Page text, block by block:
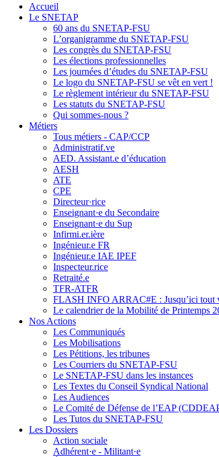
Accueil
Le SNETAP
60 ans du SNETAP-FSU
L’organigramme du SNETAP-FSU
Les congrès du SNETAP-FSU
Les élections professionnelles
Les journées d’études du SNETAP-FSU
Le logo du SNETAP-FSU se vêt en vert !
Le règlement intérieur du SNETAP-FSU
Les statuts du SNETAP-FSU
Qui sommes-nous ?
Métiers
Tous métiers - CAP/CCP
Administratif.ve
AED. Assistant.e d’éducation
AESH
ATE
CPE
Directeur·rice
Enseignant·e du Secondaire
Enseignant·e du Sup
Infirmi.er.ière
Ingénieur.e FR
Ingénieur.e IAE IPEF
Inspecteur.rice
Retraité.e
TFR-ATFR
FLASH INFO ARRAC#E : Jusqu’ici tout
Le calendrier de la Mobilité de Printemps
Nos Actions
Les Communiqués
Les Mobilisations
Les Pétitions, les tribunes
Les Courriers du SNETAP-FSU
Le SNETAP-FSU dans les instances
Les Textes du Conseil Syndical National
Les Audiences
Le Comité de Défense de l’EAP
Les Tutos du SNETAP-FSU
Les Dossiers
Action sociale
Adhérent·e - Militant·e